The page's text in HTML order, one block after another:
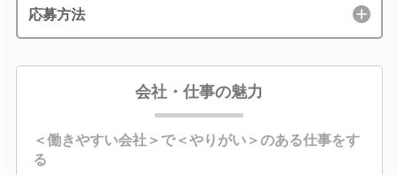
応募方法
会社・仕事の魅力
＜働きやすい会社＞で＜やりがい＞のある仕事をす
る